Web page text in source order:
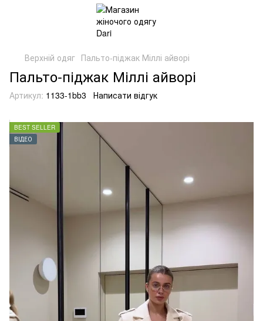
Верхній одяг Пальто-піджак Міллі айворі
Пальто-піджак Міллі айворі
Артикул: 1133-1bb3 Написати відгук
BEST SELLER
ВІДЕО